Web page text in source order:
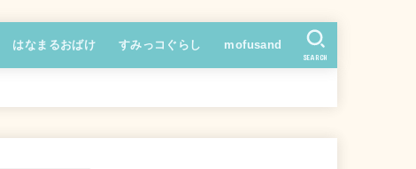
はなまるおばけ すみっコぐらし mofusand
SEARCH